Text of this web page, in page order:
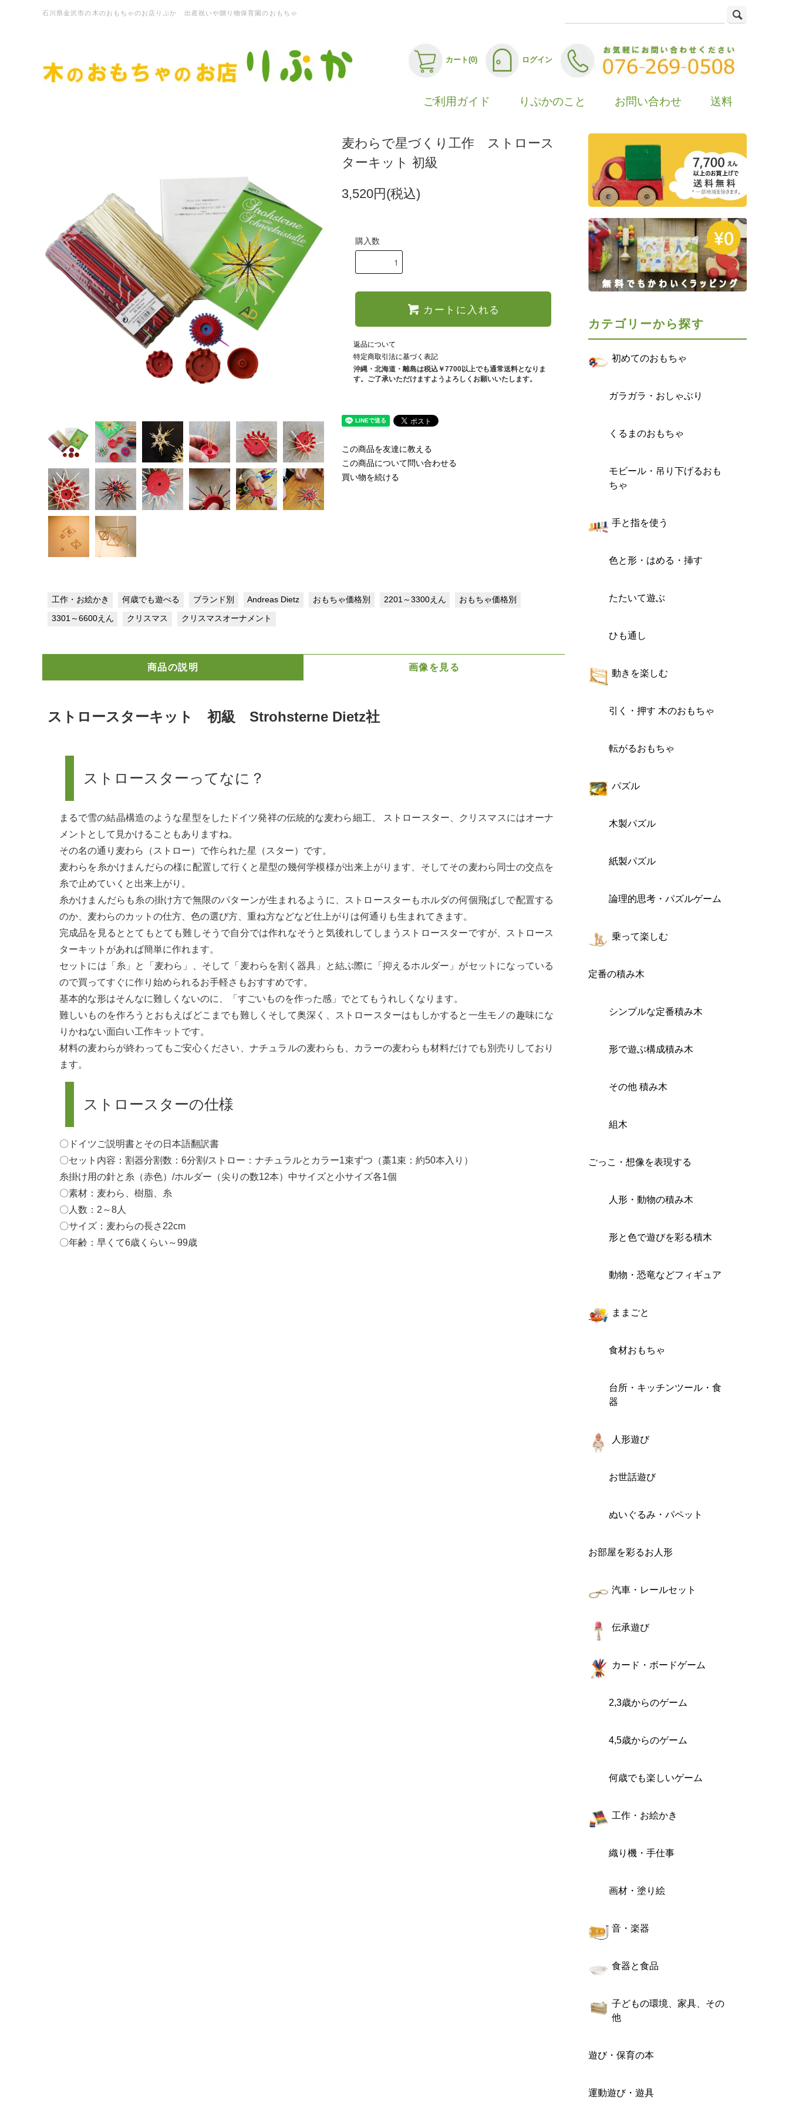
石川県金沢市の木のおもちゃのお店りぷか 出産祝いや贈り物保育園のおもちゃ
カート(0) ログイン
ご利用ガイド りぷかのこと お問い合わせ 送料
麦わらで星づくり工作 ストロース
ターキット 初級
3,520円(税込)
購入数
カートに入れる
返品について
特定商取引法に基づく表記
沖縄・北海道・離島は税込￥7700以上でも通常送料となりま
す。ご了承いただけますようよろしくお願いいたします。
この商品を友達に教える
この商品について問い合わせる
買い物を続ける
工作・お絵かき 何歳でも遊べる ブランド別 Andreas Dietz おもちゃ価格別 2201～3300えん おもちゃ価格別
3301～6600えん クリスマス クリスマスオーナメント
商品の説明 画像を見る
ストロースターキット 初級 Strohsterne Dietz社
ストロースターってなに？
まるで雪の結晶構造のような星型をしたドイツ発祥の伝統的な麦わら細工、 ストロースター、クリスマスにはオーナ
メントとして見かけることもありますね。
その名の通り麦わら（ストロー）で作られた星（スター）です。
麦わらを糸かけまんだらの様に配置して行くと星型の幾何学模様が出来上がります、そしてその麦わら同士の交点を
糸で止めていくと出来上がり。
糸かけまんだらも糸の掛け方で無限のパターンが生まれるように、ストロースターもホルダの何個飛ばしで配置する
のか、麦わらのカットの仕方、色の選び方、重ね方などなど仕上がりは何通りも生まれてきます。
完成品を見るととてもとても難しそうで自分では作れなそうと気後れしてしまうストロースターですが、ストロース
ターキットがあれば簡単に作れます。
セットには「糸」と「麦わら」、そして「麦わらを割く器具」と結ぶ際に「抑えるホルダー」がセットになっている
ので買ってすぐに作り始められるお手軽さもおすすめです。
基本的な形はそんなに難しくないのに、「すごいものを作った感」でとてもうれしくなります。
難しいものを作ろうとおもえばどこまでも難しくそして奥深く、ストロースターはもしかすると一生モノの趣味にな
りかねない面白い工作キットです。
材料の麦わらが終わってもご安心ください、ナチュラルの麦わらも、カラーの麦わらも材料だけでも別売りしており
ます。
ストロースターの仕様
〇ドイツご説明書とその日本語翻訳書
〇セット内容：割器分割数：6分割/ストロー：ナチュラルとカラー1束ずつ（藁1束：約50本入り）
糸掛け用の針と糸（赤色）/ホルダー（尖りの数12本）中サイズと小サイズ各1個
〇素材：麦わら、樹脂、糸
〇人数：2～8人
〇サイズ：麦わらの長さ22cm
〇年齢：早くて6歳くらい～99歳
カテゴリーから探す
初めてのおもちゃ
ガラガラ・おしゃぶり
くるまのおもちゃ
モビール・吊り下げるおも
ちゃ
手と指を使う
色と形・はめる・挿す
たたいて遊ぶ
ひも通し
動きを楽しむ
引く・押す 木のおもちゃ
転がるおもちゃ
パズル
木製パズル
紙製パズル
論理的思考・パズルゲーム
乗って楽しむ
定番の積み木
シンプルな定番積み木
形で遊ぶ構成積み木
その他 積み木
組木
ごっこ・想像を表現する
人形・動物の積み木
形と色で遊びを彩る積木
動物・恐竜などフィギュア
ままごと
食材おもちゃ
台所・キッチンツール・食
器
人形遊び
お世話遊び
ぬいぐるみ・パペット
お部屋を彩るお人形
汽車・レールセット
伝承遊び
カード・ボードゲーム
2,3歳からのゲーム
4,5歳からのゲーム
何歳でも楽しいゲーム
工作・お絵かき
織り機・手仕事
画材・塗り絵
音・楽器
食器と食品
子どもの環境、家具、その
他
遊び・保育の本
運動遊び・遊具